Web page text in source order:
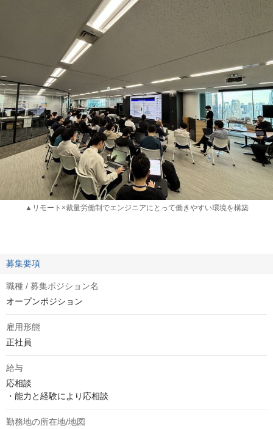
▲リモート×裁量労働制でエンジニアにとって働きやすい環境を構築
募集要項
職種 / 募集ポジション名
オープンポジション
雇用形態
正社員
給与
応相談
・能力と経験により応相談
勤務地の所在地/地図